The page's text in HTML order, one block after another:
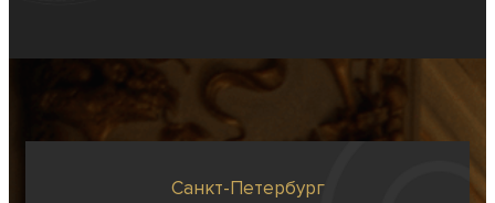
Санкт-Петербург